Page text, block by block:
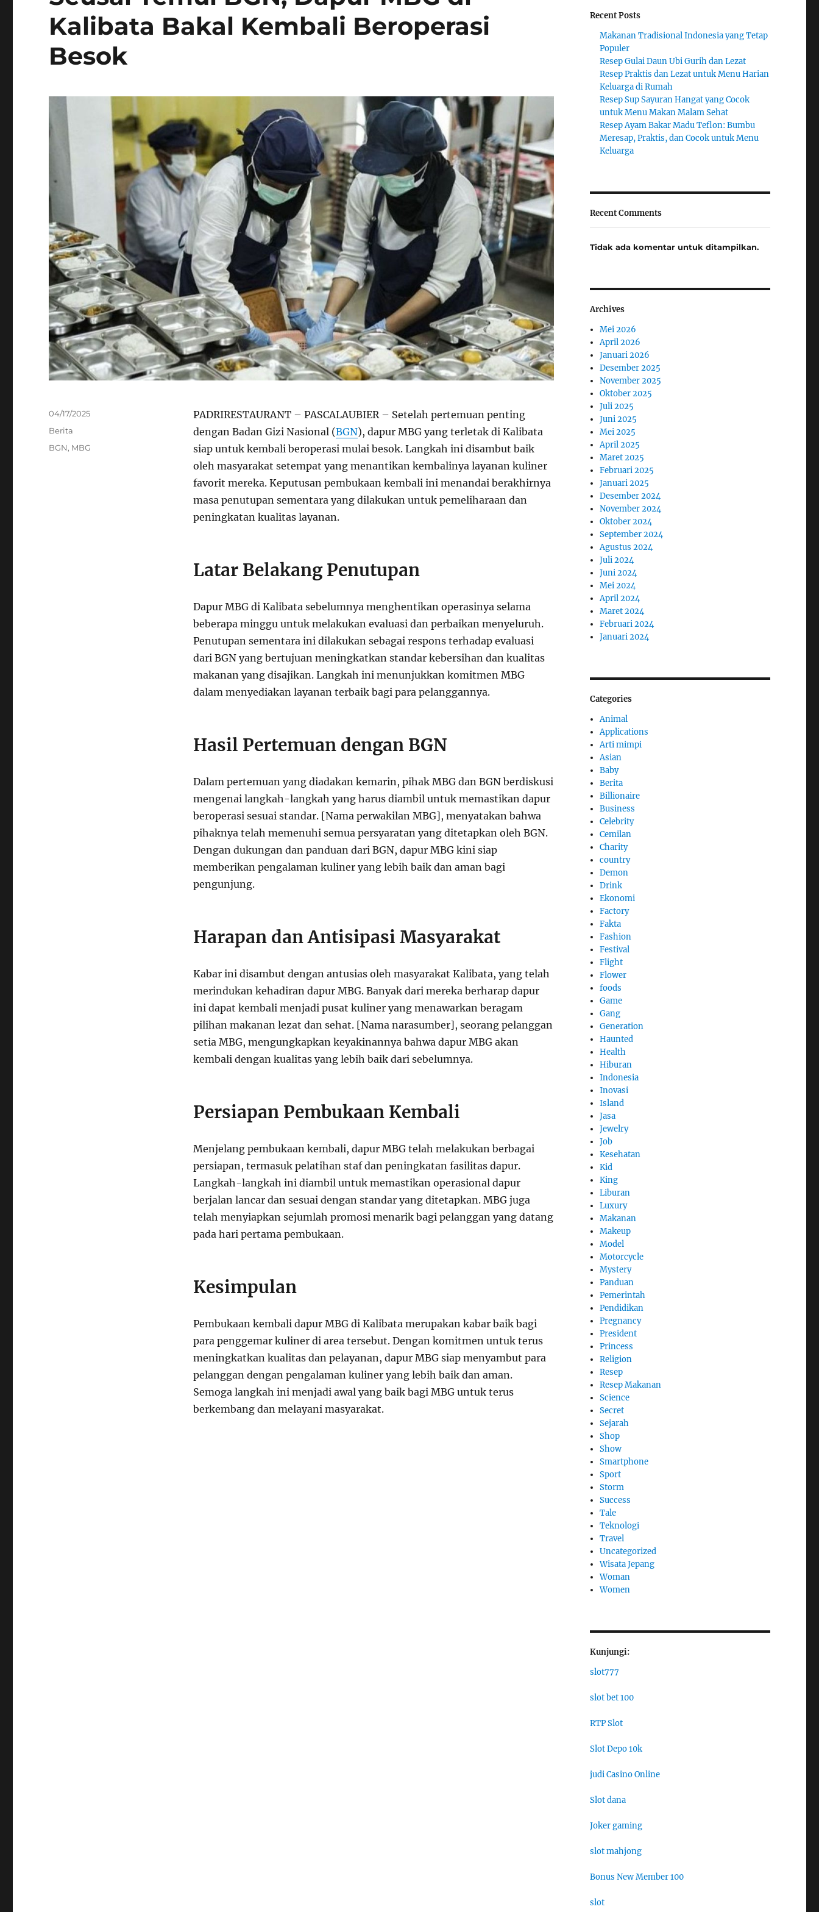
Kalibata Bakal Kembali Beroperasi
Besok
PADRIRESTAURANT – PASCALAUBIER – Setelah pertemuan penting
dengan Badan Gizi Nasional (BGN), dapur MBG yang terletak di Kalibata
siap untuk kembali beroperasi mulai besok. Langkah ini disambut baik
oleh masyarakat setempat yang menantikan kembalinya layanan kuliner
favorit mereka. Keputusan pembukaan kembali ini menandai berakhirnya
masa penutupan sementara yang dilakukan untuk pemeliharaan dan
peningkatan kualitas layanan.
Latar Belakang Penutupan
Dapur MBG di Kalibata sebelumnya menghentikan operasinya selama
beberapa minggu untuk melakukan evaluasi dan perbaikan menyeluruh.
Penutupan sementara ini dilakukan sebagai respons terhadap evaluasi
dari BGN yang bertujuan meningkatkan standar kebersihan dan kualitas
makanan yang disajikan. Langkah ini menunjukkan komitmen MBG
dalam menyediakan layanan terbaik bagi para pelanggannya.
Hasil Pertemuan dengan BGN
Dalam pertemuan yang diadakan kemarin, pihak MBG dan BGN berdiskusi
mengenai langkah-langkah yang harus diambil untuk memastikan dapur
beroperasi sesuai standar. [Nama perwakilan MBG], menyatakan bahwa
pihaknya telah memenuhi semua persyaratan yang ditetapkan oleh BGN.
Dengan dukungan dan panduan dari BGN, dapur MBG kini siap
memberikan pengalaman kuliner yang lebih baik dan aman bagi
pengunjung.
Harapan dan Antisipasi Masyarakat
Kabar ini disambut dengan antusias oleh masyarakat Kalibata, yang telah
merindukan kehadiran dapur MBG. Banyak dari mereka berharap dapur
ini dapat kembali menjadi pusat kuliner yang menawarkan beragam
pilihan makanan lezat dan sehat. [Nama narasumber], seorang pelanggan
setia MBG, mengungkapkan keyakinannya bahwa dapur MBG akan
kembali dengan kualitas yang lebih baik dari sebelumnya.
Persiapan Pembukaan Kembali
Menjelang pembukaan kembali, dapur MBG telah melakukan berbagai
persiapan, termasuk pelatihan staf dan peningkatan fasilitas dapur.
Langkah-langkah ini diambil untuk memastikan operasional dapur
berjalan lancar dan sesuai dengan standar yang ditetapkan. MBG juga
telah menyiapkan sejumlah promosi menarik bagi pelanggan yang datang
pada hari pertama pembukaan.
Kesimpulan
Pembukaan kembali dapur MBG di Kalibata merupakan kabar baik bagi
para penggemar kuliner di area tersebut. Dengan komitmen untuk terus
meningkatkan kualitas dan pelayanan, dapur MBG siap menyambut para
pelanggan dengan pengalaman kuliner yang lebih baik dan aman.
Semoga langkah ini menjadi awal yang baik bagi MBG untuk terus
berkembang dan melayani masyarakat.
Posted
04/17/2025
Categories
Berita
Tags
BGN, MBG
Recent Posts
Makanan Tradisional Indonesia yang Tetap
Populer
Resep Gulai Daun Ubi Gurih dan Lezat
Resep Praktis dan Lezat untuk Menu Harian
Keluarga di Rumah
Resep Sup Sayuran Hangat yang Cocok
untuk Menu Makan Malam Sehat
Resep Ayam Bakar Madu Teflon: Bumbu
Meresap, Praktis, dan Cocok untuk Menu
Keluarga
Recent Comments
Tidak ada komentar untuk ditampilkan.
Archives
Mei 2026
April 2026
Januari 2026
Desember 2025
November 2025
Oktober 2025
Juli 2025
Juni 2025
Mei 2025
April 2025
Maret 2025
Februari 2025
Januari 2025
Desember 2024
November 2024
Oktober 2024
September 2024
Agustus 2024
Juli 2024
Juni 2024
Mei 2024
April 2024
Maret 2024
Februari 2024
Januari 2024
Categories
Animal
Applications
Arti mimpi
Asian
Baby
Berita
Billionaire
Business
Celebrity
Cemilan
Charity
country
Demon
Drink
Ekonomi
Factory
Fakta
Fashion
Festival
Flight
Flower
foods
Game
Gang
Generation
Haunted
Health
Hiburan
Indonesia
Inovasi
Island
Jasa
Jewelry
Job
Kesehatan
Kid
King
Liburan
Luxury
Makanan
Makeup
Model
Motorcycle
Mystery
Panduan
Pemerintah
Pendidikan
Pregnancy
President
Princess
Religion
Resep
Resep Makanan
Science
Secret
Sejarah
Shop
Show
Smartphone
Sport
Storm
Success
Tale
Teknologi
Travel
Uncategorized
Wisata Jepang
Woman
Women
Kunjungi:
slot777
slot bet 100
RTP Slot
Slot Depo 10k
judi Casino Online
Slot dana
Joker gaming
slot mahjong
Bonus New Member 100
slot